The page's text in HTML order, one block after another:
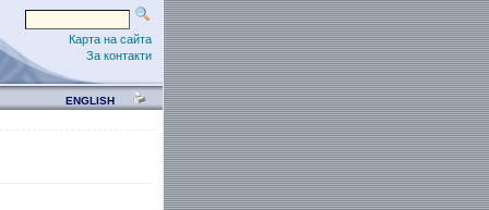
Карта на сайта
За контакти
ENGLISH